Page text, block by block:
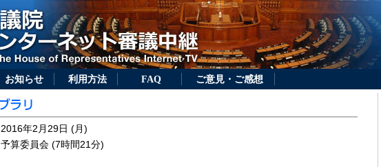
お知らせ 利用方法 FAQ ご意見・ご感想
2016年2月29日 (月)
予算委員会 (7時間21分)